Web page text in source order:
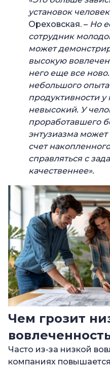
установок
Ореховская. – Но
сотрудник
может
высокую
него еще все
небольшого
продуктивности у
невысокий. У
проработавшего
энтузиазма
счет
справляться с
качественнее».
Чем грозит
Часто из-за низкой
компаниях